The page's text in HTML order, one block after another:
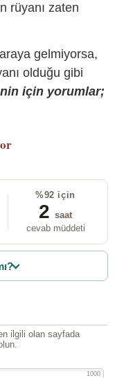
rüyanı zaten
gelmiyorsa,
olduğu gibi
için yorumlar;
%92 için
2 saat
cevab müddeti
ilgili olan sayfada
1000